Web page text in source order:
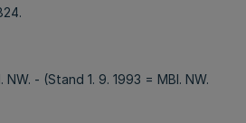
NW. - (Stand 1. 9. 1993 = MBl. NW.